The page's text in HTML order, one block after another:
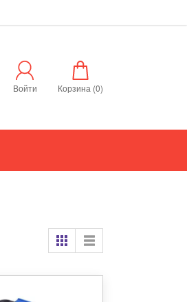
Войти Корзина (0)